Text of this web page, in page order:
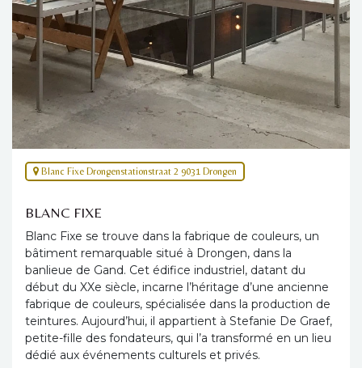
Blanc Fixe Drongenstationstraat 2 9031 Drongen
BLANC FIXE
Blanc Fixe se trouve dans la fabrique de couleurs, un
bâtiment remarquable situé à Drongen, dans la
banlieue de Gand. Cet édifice industriel, datant du
début du XXe siècle, incarne l’héritage d’une ancienne
fabrique de couleurs, spécialisée dans la production de
teintures. Aujourd’hui, il appartient à Stefanie De Graef,
petite-fille des fondateurs, qui l’a transformé en un lieu
dédié aux événements culturels et privés.